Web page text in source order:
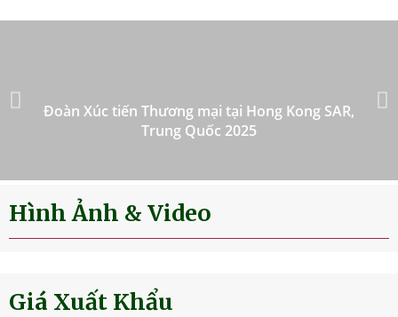
Đoàn Xúc tiến Thương mại tại Hong Kong SAR,
Trung Quốc 2025
Hình Ảnh & Video
Giá Xuất Khẩu